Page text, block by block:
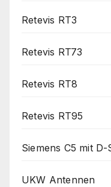
Retevis RT3
Retevis RT73
Retevis RT8
Retevis RT95
Siemens C5 mit
UKW Antennen